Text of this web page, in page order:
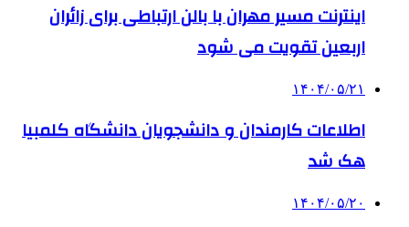
اینترنت مسیر مهران با بالن ارتباطی برای زائران
اربعین تقویت می شود
۱۴۰۴/۰۵/۲۱
اطلاعات کارمندان و دانشجویان دانشگاه کلمبیا
هک شد
۱۴۰۴/۰۵/۲۰